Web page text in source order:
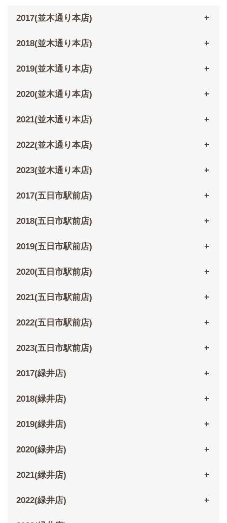
2017(並木通り本店)
2018(並木通り本店)
2019(並木通り本店)
2020(並木通り本店)
2021(並木通り本店)
2022(並木通り本店)
2023(並木通り本店)
2017(五日市駅前店)
2018(五日市駅前店)
2019(五日市駅前店)
2020(五日市駅前店)
2021(五日市駅前店)
2022(五日市駅前店)
2023(五日市駅前店)
2017(緑井店)
2018(緑井店)
2019(緑井店)
2020(緑井店)
2021(緑井店)
2022(緑井店)